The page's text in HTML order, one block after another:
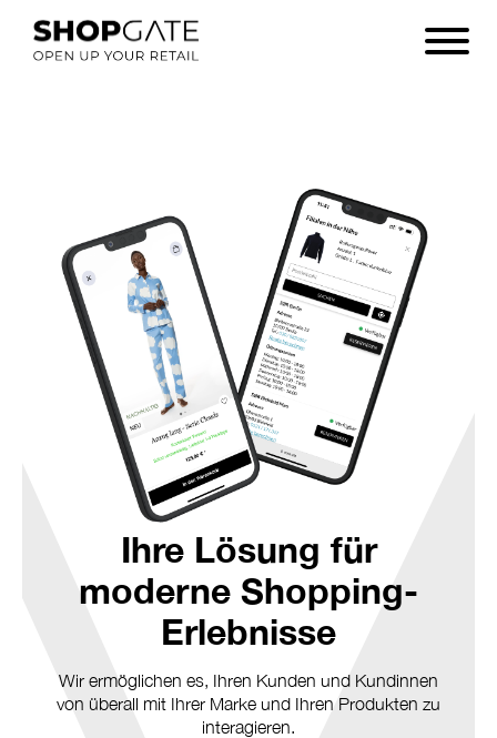
Ihre Lösung für
moderne Shopping-
Erlebnisse
Wir ermöglichen es, Ihren Kunden und Kundinnen
von überall mit Ihrer Marke und Ihren Produkten zu
interagieren.